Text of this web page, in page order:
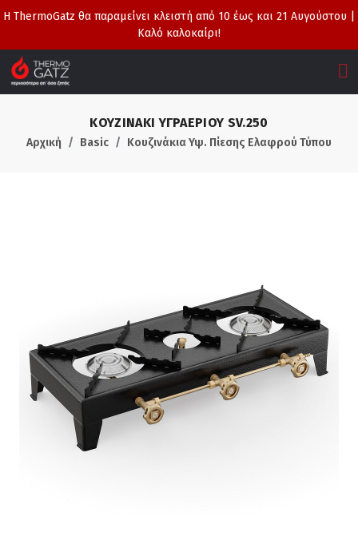
Η ThermoGatz θα παραμείνει κλειστή από 10 έως και 21 Αυγούστου |
Καλό καλοκαίρι!
ΚΟΥΖΙΝΑΚΙ ΥΓΡΑΕΡΙΟΥ SV.250
Αρχική Basic Κουζινάκια Υψ. Πίεσης Ελαφρού Τύπου